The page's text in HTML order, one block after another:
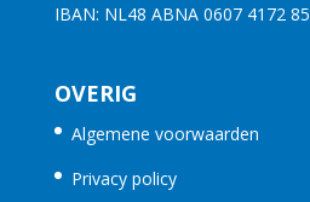
IBAN: NL48 ABNA 0607 4172 85
OVERIG
Algemene voorwaarden
Privacy policy